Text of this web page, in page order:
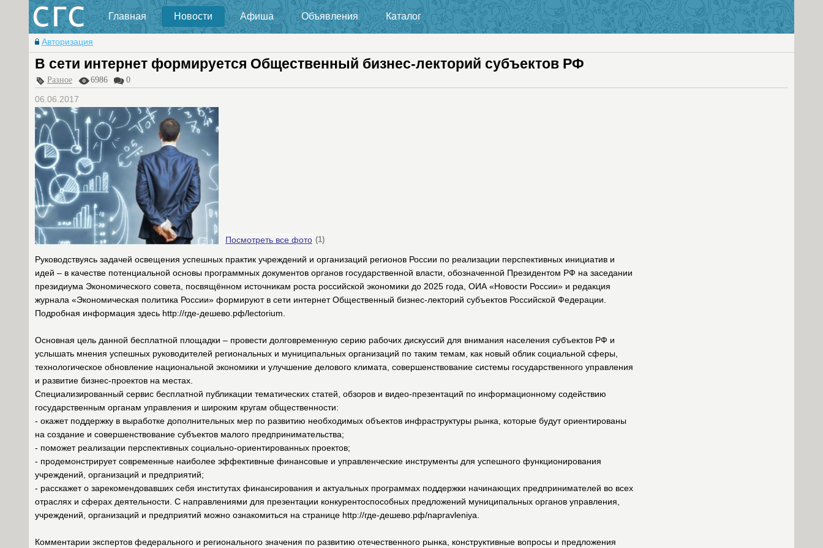
Главная Новости Афиша Объявления Каталог
Авторизация
В сети интернет формируется Общественный бизнес-лекторий субъектов РФ
Разное 6986 0
06.06.2017
Посмотреть все фото (1)
Руководствуясь задачей освещения успешных практик учреждений и организаций регионов России по реализации перспективных инициатив и
идей – в качестве потенциальной основы программных документов органов государственной власти, обозначенной Президентом РФ на заседании
президиума Экономического совета, посвящённом источникам роста российской экономики до 2025 года, ОИА «Новости России» и редакция
журнала «Экономическая политика России» формируют в сети интернет Общественный бизнес-лекторий субъектов Российской Федерации.
Подробная информация здесь http://где-дешево.рф/lectorium.
Основная цель данной бесплатной площадки – провести долговременную серию рабочих дискуссий для внимания населения субъектов РФ и
услышать мнения успешных руководителей региональных и муниципальных организаций по таким темам, как новый облик социальной сферы,
технологическое обновление национальной экономики и улучшение делового климата, совершенствование системы государственного управления
и развитие бизнес-проектов на местах.
Специализированный сервис бесплатной публикации тематических статей, обзоров и видео-презентаций по информационному содействию
государственным органам управления и широким кругам общественности:
- окажет поддержку в выработке дополнительных мер по развитию необходимых объектов инфраструктуры рынка, которые будут ориентированы
на создание и совершенствование субъектов малого предпринимательства;
- поможет реализации перспективных социально-ориентированных проектов;
- продемонстрирует современные наиболее эффективные финансовые и управленческие инструменты для успешного функционирования
учреждений, организаций и предприятий;
- расскажет о зарекомендовавших себя институтах финансирования и актуальных программах поддержки начинающих предпринимателей во всех
отраслях и сферах деятельности. С направлениями для презентации конкурентоспособных предложений муниципальных органов управления,
учреждений, организаций и предприятий можно ознакомиться на странице http://где-дешево.рф/napravleniya.
Комментарии экспертов федерального и регионального значения по развитию отечественного рынка, конструктивные вопросы и предложения